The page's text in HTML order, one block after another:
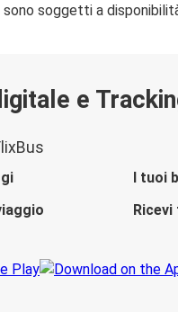
sono soggetti a
e
I tuoi